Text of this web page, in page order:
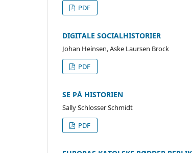
PDF
DIGITALE SOCIALHISTORIER
Johan Heinsen, Aske Laursen Brock
PDF
SE PÅ HISTORIEN
Sally Schlosser Schmidt
PDF